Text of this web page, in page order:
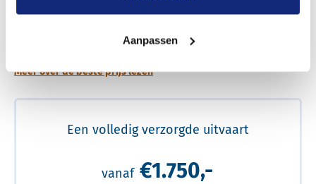
Aanpassen
Meer over de beste prijs lezen
Een volledig verzorgde uitvaart
vanaf €1.750,-